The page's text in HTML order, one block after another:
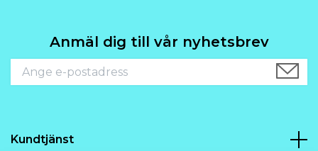
Anmäl dig till vår nyhetsbrev
Kundtjänst